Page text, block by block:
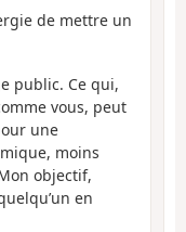
de mettre un
public. Ce qui,
vous, peut
une
moins
objectif,
en